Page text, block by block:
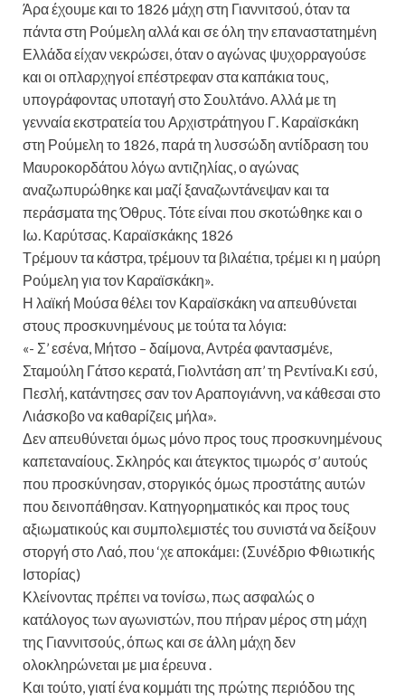
Άρα έχουμε και το 1826 μάχη στη Γιαννιτσού, όταν τα
πάντα στη Ρούμελη αλλά και σε όλη την επαναστατημένη
Ελλάδα είχαν νεκρώσει, όταν ο αγώνας ψυχορραγούσε
και οι οπλαρχηγοί επέστρεφαν στα καπάκια τους,
υπογράφοντας υποταγή στο Σουλτάνο. Αλλά με τη
γενναία εκστρατεία του Αρχιστράτηγου Γ. Καραϊσκάκη
στη Ρούμελη το 1826, παρά τη λυσσώδη αντίδραση του
Μαυροκορδάτου λόγω αντιζηλίας, ο αγώνας
αναζωπυρώθηκε και μαζί ξαναζωντάνεψαν και τα
περάσματα της Όθρυς. Τότε είναι που σκοτώθηκε και ο
Ιω. Καρύτσας. Καραϊσκάκης 1826
Τρέμουν τα κάστρα, τρέμουν τα βιλαέτια, τρέμει κι η μαύρη
Ρούμελη για τον Καραϊσκάκη».
Η λαϊκή Μούσα θέλει τον Καραϊσκάκη να απευθύνεται
στους προσκυνημένους με τούτα τα λόγια:
«- Σ’ εσένα, Μήτσο – δαίμονα, Αντρέα φαντασμένε,
Σταμούλη Γάτσο κερατά, Γιολντάση απ’ τη Ρεντίνα.Κι εσύ,
Πεσλή, κατάντησες σαν τον Αραπογιάννη, να κάθεσαι στο
Λιάσκοβο να καθαρίζεις μήλα».
Δεν απευθύνεται όμως μόνο προς τους προσκυνημένους
καπεταναίους. Σκληρός και άτεγκτος τιμωρός σ’ αυτούς
που προσκύνησαν, στοργικός όμως προστάτης αυτών
που δεινοπάθησαν. Κατηγορηματικός και προς τους
αξιωματικούς και συμπολεμιστές του συνιστά να δείξουν
στοργή στο Λαό, που ‘χε αποκάμει: (Συνέδριο Φθιωτικής
Ιστορίας)
Κλείνοντας πρέπει να τονίσω, πως ασφαλώς ο
κατάλογος των αγωνιστών, που πήραν μέρος στη μάχη
της Γιαννιτσούς, όπως και σε άλλη μάχη δεν
ολοκληρώνεται με μια έρευνα .
Και τούτο, γιατί ένα κομμάτι της πρώτης περιόδου της